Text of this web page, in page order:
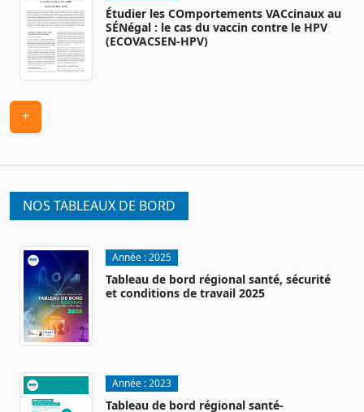
Étudier les COmportements VACcinaux au
SÉNégal : le cas du vaccin contre le HPV
(ECOVACSEN-HPV)
+
NOS TABLEAUX DE BORD
Année :2025
Tableau de bord régional santé, sécurité
et conditions de travail 2025
Année :2023
Tableau de bord régional santé-